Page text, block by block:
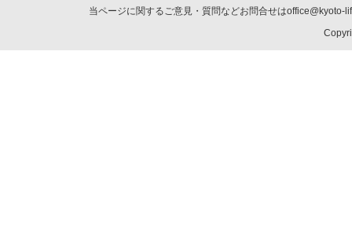
当ページに関するご意見・質問などお問合せは